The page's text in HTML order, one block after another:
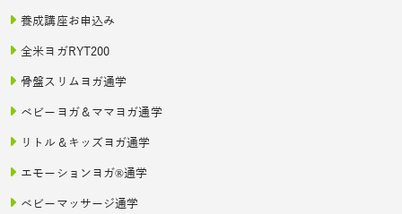
養成講座お申込み
全米ヨガRYT200
骨盤スリムヨガ通学
ベビーヨガ＆ママヨガ通学
リトル＆キッズヨガ通学
エモーションヨガ®通学
ベビーマッサージ通学